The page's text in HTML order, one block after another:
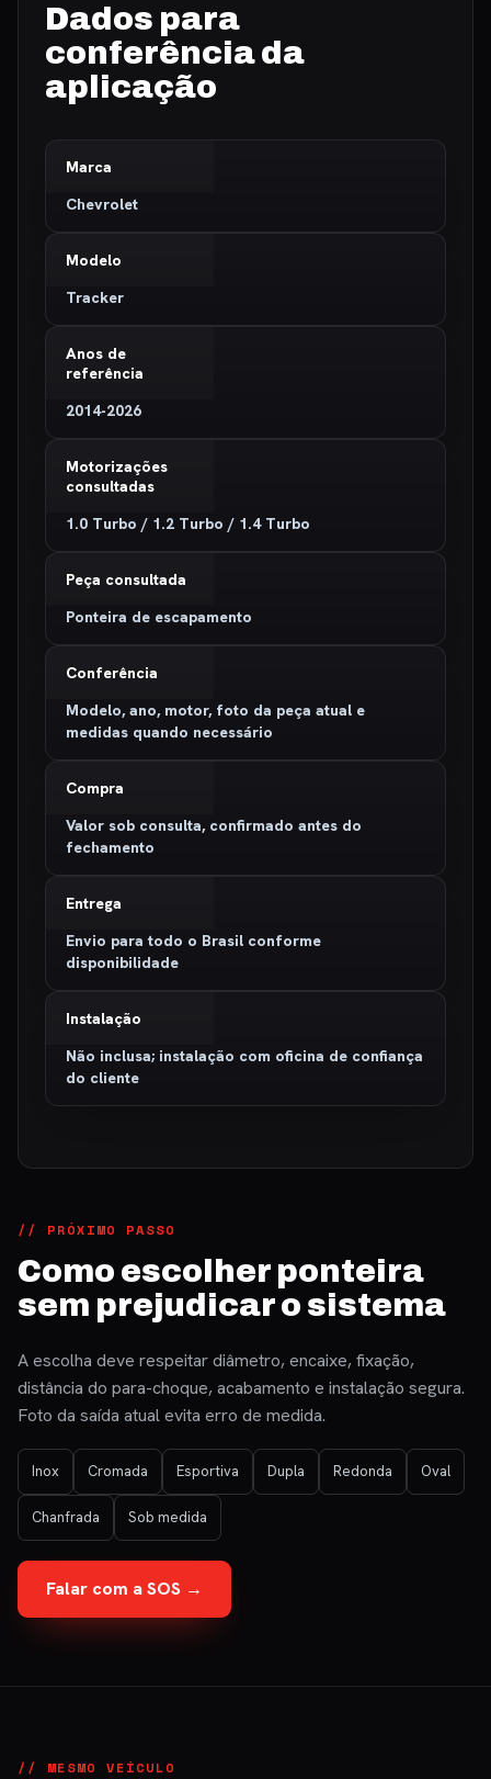
Dados para
conferência da
aplicação
Marca
Chevrolet
Modelo
Tracker
Anos de
referência
2014-2026
Motorizações
consultadas
1.0 Turbo / 1.2 Turbo / 1.4 Turbo
Peça consultada
Ponteira de escapamento
Conferência
Modelo, ano, motor, foto da peça atual e
medidas quando necessário
Compra
Valor sob consulta, confirmado antes do
fechamento
Entrega
Envio para todo o Brasil conforme
disponibilidade
Instalação
Não inclusa; instalação com oficina de confiança
do cliente
// PRÓXIMO PASSO
Como escolher ponteira
sem prejudicar o sistema
A escolha deve respeitar diâmetro, encaixe, fixação,
distância do para-choque, acabamento e instalação segura.
Foto da saída atual evita erro de medida.
Inox Cromada Esportiva Dupla Redonda Oval
Chanfrada Sob medida
Falar com a SOS →
// MESMO VEÍCULO